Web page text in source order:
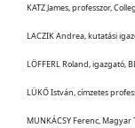
KATZ James, professzor,
LACZIK Andrea, kutatási
LÖFFERL Roland, igazgató,
LÜKŐ István, címzetes
MUNKÁCSY Ferenc,